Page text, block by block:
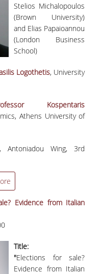
Stelios Michalopoulos
(Brown University)
and Elias Papaioannou
(London Business
School)
Logothetis, University
Kospentaris
Athens University of
Antoniadou Wing, 3rd
Evidence from Italian
Title:
"Elections for sale?
Evidence from Italian